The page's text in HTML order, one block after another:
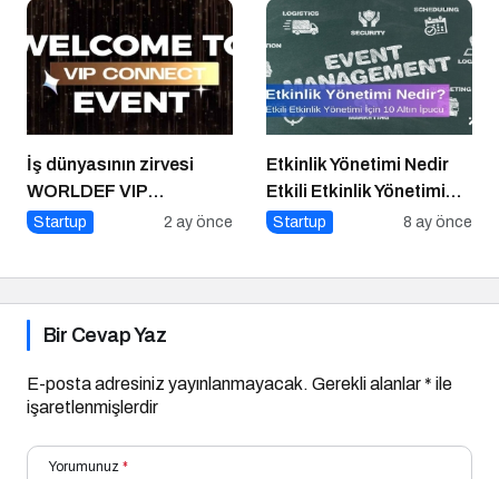
İş dünyasının zirvesi
WORLDEF VIP
Connect’te buluştu
Startup 2 ay önce
Etkinlik Yönetimi Nedir
Etkili Etkinlik Yönetimi
İçin 10 Altın İpucu
Startup 8 ay önce
Bir Cevap Yaz
E-posta adresiniz yayınlanmayacak. Gerekli alanlar* ile
işaretlenmişlerdir
Yorumunuz *